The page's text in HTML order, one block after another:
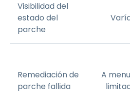
Visibilidad del
estado del
parche
Remediación de
parche fallida
A